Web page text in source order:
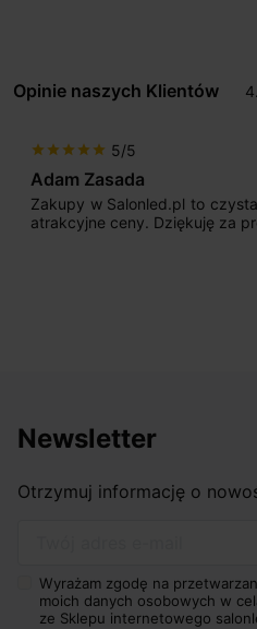
Opinie naszych Klientów
star star star star star 5/5
Adam Zasada
Zakupy w Salonled.pl to
atrakcyjne ceny. Dziękuję za
Newsletter
Otrzymuj informację o
Wyrażam zgodę na
moich danych osobowych w
ze Sklepu internetowego